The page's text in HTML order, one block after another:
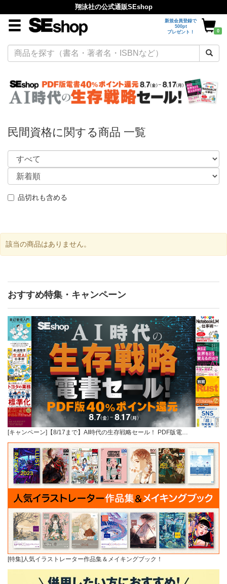
翔泳社の公式通販SEshop
新規会員登録で
500pt
プレゼント！
0
民間資格に関する商品 一覧
品切れも含める
該当の商品はありません。
おすすめ特集・キャンペーン
[キャンペーン]【8/17まで】AI時代の生存戦略セール！ PDF版電…
[特集]人気イラストレーター作品集＆メイキングブック！